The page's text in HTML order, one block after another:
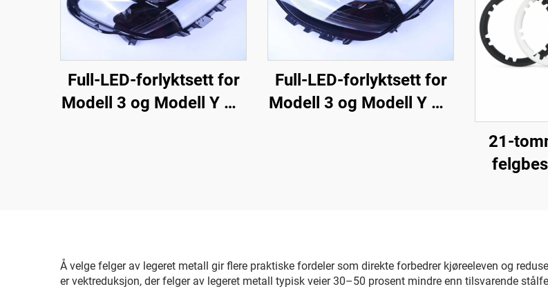
Full-LED-forlyktsett for
Modell 3 og Modell Y OE
Full-LED-forlyktsett for
Modell 3 og Modell Y OE
21-
Å velge felger av legeret metall gir flere praktiske fordeler som direkte forbedrer kjøreeleven og
er vektreduksjon, der felger av legeret metall typisk veier 30–50 prosent mindre enn tilsvarende